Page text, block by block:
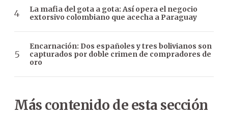
La mafia del gota a gota: Así opera el negocio
extorsivo colombiano que acecha a Paraguay
Encarnación: Dos españoles y tres bolivianos son
capturados por doble crimen de compradores de
oro
Más contenido de esta sección